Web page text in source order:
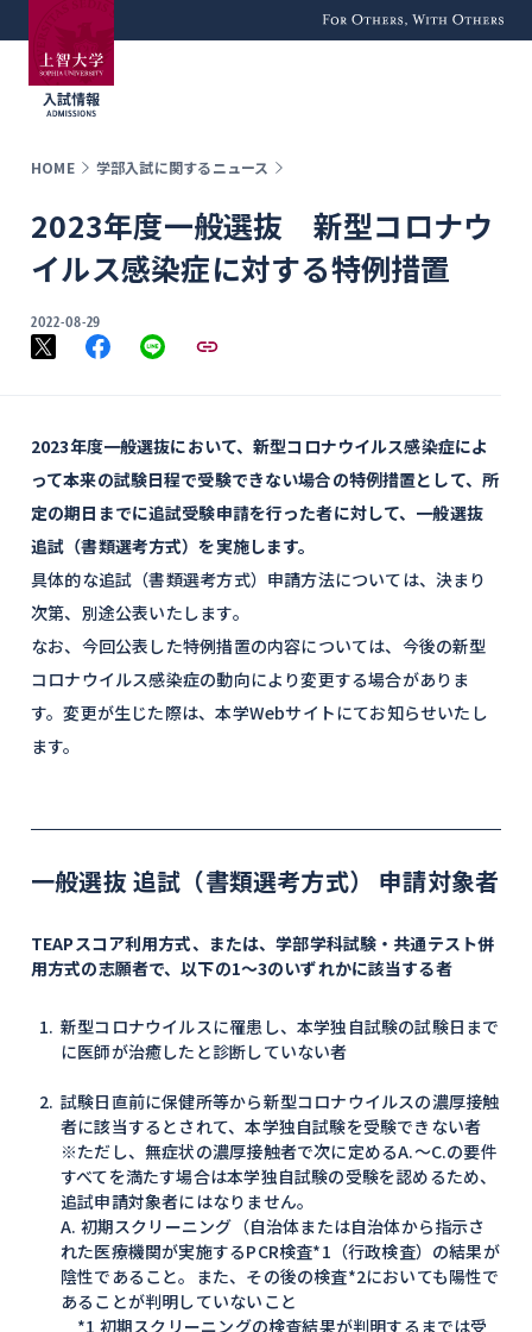
For Others, With
Others
HOME 学部入試に関するニュース
2023年度一般選抜 新型コロナウ
イルス感染症に対する特例措置
2022-08-29
2023年度一般選抜において、新型コロナウイルス感染症によ
って本来の試験日程で受験できない場合の特例措置として、所
定の期日までに追試受験申請を行った者に対して、一般選抜
追試（書類選考方式）を実施します。
具体的な追試（書類選考方式）申請方法については、決まり
次第、別途公表いたします。
なお、今回公表した特例措置の内容については、今後の新型
コロナウイルス感染症の動向により変更する場合がありま
す。変更が生じた際は、本学Webサイトにてお知らせいたし
ます。
一般選抜 追試（書類選考方式） 申請対象者
TEAPスコア利用方式、または、学部学科試験・共通テスト併
用方式の志願者で、以下の1～3のいずれかに該当する者
新型コロナウイルスに罹患し、本学独自試験の試験日まで
に医師が治癒したと診断していない者
試験日直前に保健所等から新型コロナウイルスの濃厚接触
者に該当するとされて、本学独自試験を受験できない者
※ただし、無症状の濃厚接触者で次に定めるA.～C.の要件
すべてを満たす場合は本学独自試験の受験を認めるため、
追試申請対象者にはなりません。
A. 初期スクリーニング（自治体または自治体から指示さ
れた医療機関が実施するPCR検査*1（行政検査）の結果が
陰性であること。また、その後の検査*2においても陽性で
あることが判明していないこと
*1 初期スクリーニングの検査結果が判明するまでは受